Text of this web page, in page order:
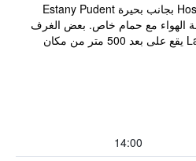
يقع Hostal Bellavista Formentera بجانب بحيرة Estany Pudent
الهواء مع حمام خاص. بعض الغرف
تطل على البحر وميناء La Savina يقع على بعد 500 متر من مكان
14:00